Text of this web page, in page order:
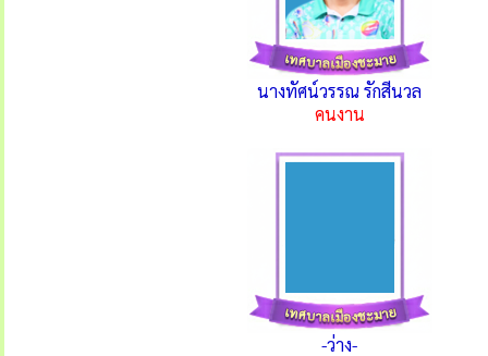
นางทัศน์วรรณ รักสีนวล
คนงาน
-ว่าง-